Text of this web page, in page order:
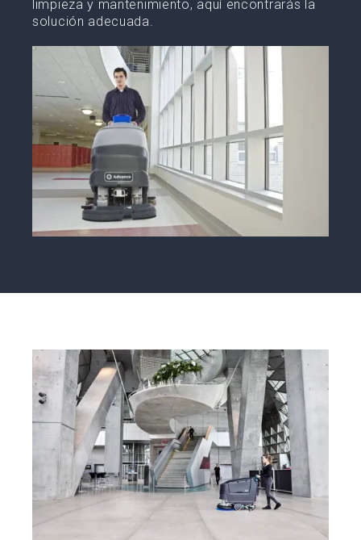
limpieza y mantenimiento, aquí encontrarás la
solución adecuada.